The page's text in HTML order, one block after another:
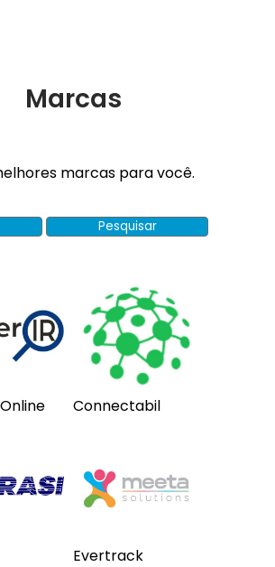
Marcas
marcas para você.
Connectabil
Evertrack